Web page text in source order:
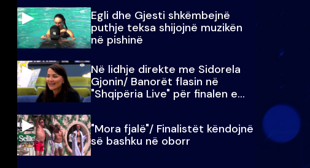
Egli dhe Gjesti shkëmbejnë
puthje teksa shijojnë muzikën
në pishinë
Në lidhje direkte me Sidorela
Gjonin/ Banorët flasin në
"Shqipëria Live" për finalen e
madhe
"Mora fjalë"/ Finalistët këndojnë
së bashku në oborr